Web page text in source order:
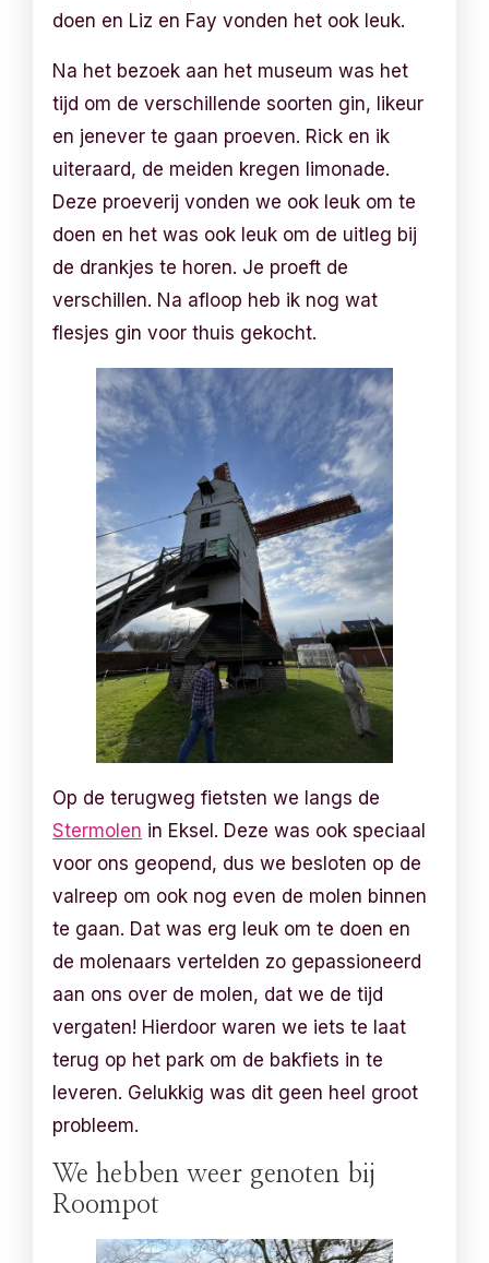
doen en Liz en Fay vonden het ook leuk.
Na het bezoek aan het museum was het
tijd om de verschillende soorten gin, likeur
en jenever te gaan proeven. Rick en ik
uiteraard, de meiden kregen limonade.
Deze proeverij vonden we ook leuk om te
doen en het was ook leuk om de uitleg bij
de drankjes te horen. Je proeft de
verschillen. Na afloop heb ik nog wat
flesjes gin voor thuis gekocht.
Op de terugweg fietsten we langs de
Stermolen in Eksel. Deze was ook speciaal
voor ons geopend, dus we besloten op de
valreep om ook nog even de molen binnen
te gaan. Dat was erg leuk om te doen en
de molenaars vertelden zo gepassioneerd
aan ons over de molen, dat we de tijd
vergaten! Hierdoor waren we iets te laat
terug op het park om de bakfiets in te
leveren. Gelukkig was dit geen heel groot
probleem.
We hebben weer genoten bij
Roompot